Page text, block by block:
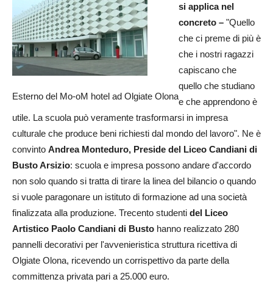
Esterno del Mo-oM hotel ad Olgiate Olona
si applica nel
concreto – "Quello
che ci preme di più è
che i nostri ragazzi
capiscano che
quello che studiano
e che apprendono è
utile. La scuola può veramente trasformarsi in impresa
culturale che produce beni richiesti dal mondo del lavoro". Ne è
convinto Andrea Monteduro, Preside del Liceo Candiani di
Busto Arsizio: scuola e impresa possono andare d'accordo
non solo quando si tratta di tirare la linea del bilancio o quando
si vuole paragonare un istituto di formazione ad una società
finalizzata alla produzione. Trecento studenti del Liceo
Artistico Paolo Candiani di Busto hanno realizzato 280
pannelli decorativi per l'avvenieristica struttura ricettiva di
Olgiate Olona, ricevendo un corrispettivo da parte della
committenza privata pari a 25.000 euro.